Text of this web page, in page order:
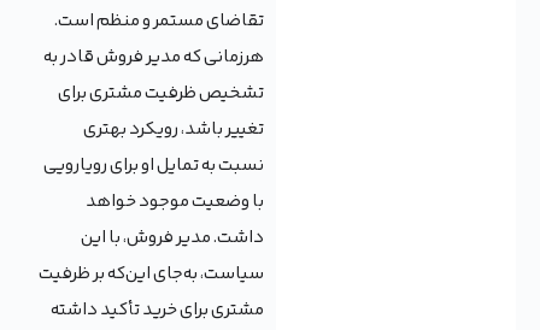
تقاضای مستمر و منظم است.
هرزمانی که مدیر فروش قادر به
تشخیص ظرفیت مشتری برای
تغییر باشد، رویکرد بهتری
نسبت به تمایل او برای رویارویی
با وضعیت موجود خواهد
داشت. مدیر فروش، با این
سیاست، به‌جای این‌که بر ظرفیت
مشتری برای خرید تأکید داشته